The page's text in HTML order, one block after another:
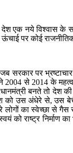
देश एक नये विश्वास
पर कोई
सरकार पर
से 2014 के
बनते तो देश
को उस अंधेरे से, उस
का स्वेच्छा से गैस
को राष्ट्र निर्माण